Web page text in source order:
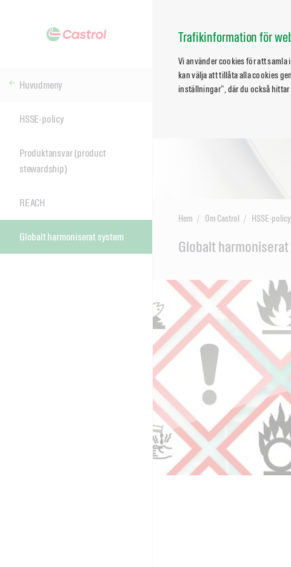
Trafikinformation för
Vi använder cookies för att
kan välja att tillåta alla cookies
inställningar”, där du också hittar
Huvudmeny
HSSE-policy
Produktansvar (product
stewardship)
REACH
Globalt harmoniserat system
Hem Om Castrol HSSE-policy
Globalt